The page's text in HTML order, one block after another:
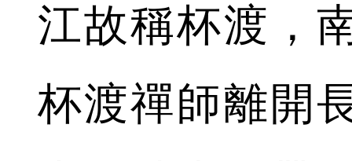
江故稱杯渡，
杯渡禪師離開